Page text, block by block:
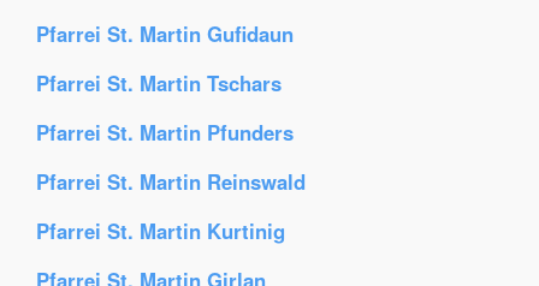
Pfarrei St. Martin Gufidaun
Pfarrei St. Martin Tschars
Pfarrei St. Martin Pfunders
Pfarrei St. Martin Reinswald
Pfarrei St. Martin Kurtinig
Pfarrei St. Martin Girlan